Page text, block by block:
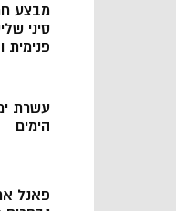
מבצע
סיני
פנימית
עשרת
הימים
פאנל